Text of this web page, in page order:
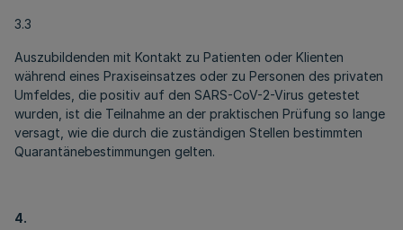
3.3
Auszubildenden mit Kontakt zu Patienten oder Klienten
während eines Praxiseinsatzes oder zu Personen des privaten
Umfeldes, die positiv auf den SARS-CoV-2-Virus getestet
wurden, ist die Teilnahme an der praktischen Prüfung so lange
versagt, wie die durch die zuständigen Stellen bestimmten
Quarantänebestimmungen gelten.
4.